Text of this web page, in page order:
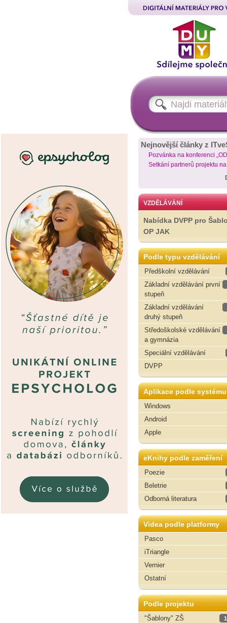
Nejnovější články z
Pozvánka na konferenci
Setkání partnerů projektu
VZDĚLÁVÁNÍ
Nabídka DVPP pro
OP JAK
Podle typu vzdělávání
Předškolní vzdělávání
Základní vzdělávání první
stupeň
Základní vzdělávání
druhý stupeň
Středoškolské vzdělávání
a gymnázia
Speciální vzdělávání
DVPP
Aplikace podle systému
Windows
Android
Apple
eKnihy podle zaměření
Poezie
Beletrie
Odborná literatura
Videa podle platformy
Pasco
iTriangle
Vernier
Ostatní
Podle projektu
"Šablony" ZŠ